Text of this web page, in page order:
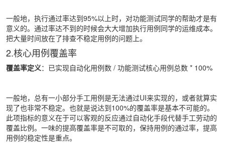
一般地，执行通过率达到95%以上时，对功能测试同学的帮助才是有
意义的。通过率达不到的时候会大大增加执行用例同学的运维成本。
把大量时间放在了排查不稳定用例的问题上。
2.核心用例覆盖率
覆盖率定义：已实现自动化用例数 / 功能测试核心用例总数 * 100%
一般地，总有一小部分手工用例是无法通过UI来实现的，或者就算实
现了也非常不稳定。也就是说达到100%的覆盖率是基本不可能的。
此项指标的意义在于可以客观的反应通过自动化手段代替手工劳动的
覆盖比例。一味的提高覆盖率是不可取的，保持用例的通过率，提高
用例的稳定性是重点。